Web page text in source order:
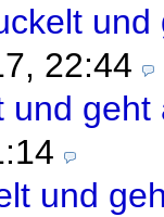
und
22:44
und geht
und